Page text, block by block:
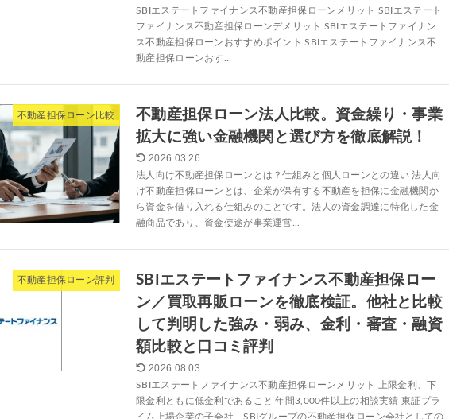
SBIエステートファイナンス不動産担保ローンメリット SBIエステート
ファイナンス不動産担保ローンデメリット SBIエステートファイナン
ス不動産担保ローンおすすめポイント SBIエステートファイナンス不
動産担保ローンおす...
不動産担保ローン比較
不動産担保ローン法人比較。資金繰り・事業
拡大に強い金融機関と選び方を徹底解説！
2026.03.26
法人向け不動産担保ローンとは？仕組みと個人ローンとの違い 法人向
け不動産担保ローンとは、企業が保有する不動産を担保に金融機関か
ら資金を借り入れる仕組みのことです。法人の資金調達に特化した金
融商品であり、資金使途が事業運営...
不動産担保ローン評判
SBIエステートファイナンス不動産担保ロー
ン／買取再販ローンを徹底検証。他社と比較
して判明した強み・弱み、金利・審査・融資
額比較と口コミ評判
2026.08.03
SBIエステートファイナンス不動産担保ローンメリット 上限金利、下
限金利ともに低金利であること 年間3,000件以上の相談実績 東証プラ
イム上場企業の子会社、SBIグループの不動産担保ローン会社としての